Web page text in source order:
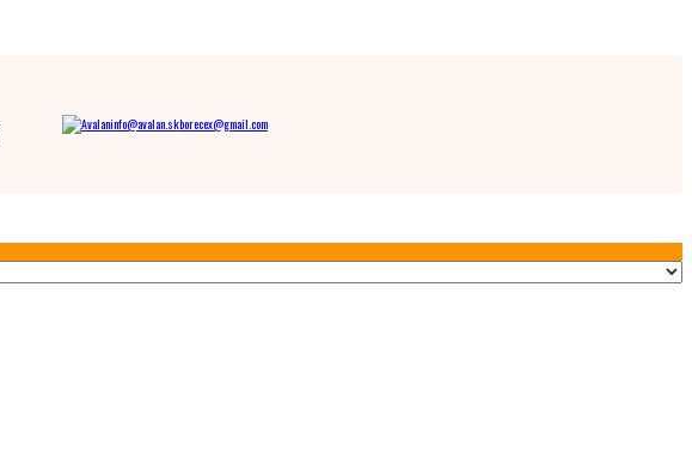
info@avalan.skborecex@gmail.com